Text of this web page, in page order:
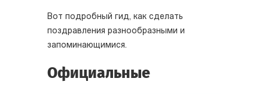
Вот подробный гид, как сделать
поздравления разнообразными и
запоминающимися.
Официальные